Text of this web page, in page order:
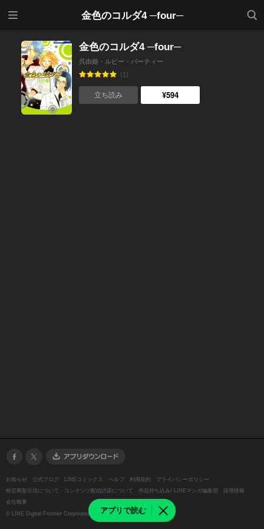
金色のコルダ4 ─four─
検索
アプリで読む
金色のコルダ4 ─four─
呉由姫・ルビー・パーティー
(1)
立ち読み ¥594
お知らせ 公式ブログ LINEコミックス ヘルプ 利用規約
プライバシーポリシー
特定商取引法について
コンテンツ配信許諾について 作品持ち込み/ LINEマンガ編集部
採用情報
会社概要
© LINE Digital Frontier Corporation